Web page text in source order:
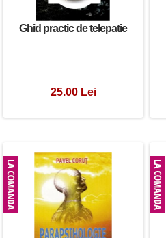
Ghid practic de telepatie
25.00 Lei